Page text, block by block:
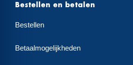
Bestellen en betalen
Bestellen
Betaalmogelijkheden